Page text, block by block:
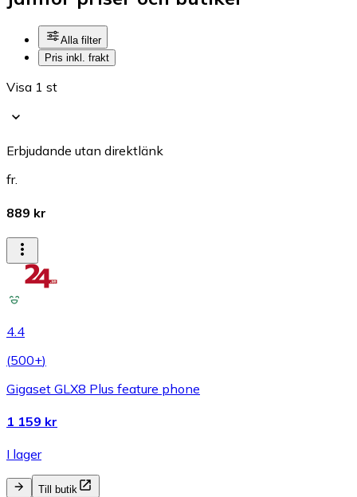
Alla filter
Pris inkl. frakt
Visa 1 st
Erbjudande utan direktlänk
fr.
889 kr
4.4
(500+)
Gigaset GLX8 Plus feature phone
1 159 kr
I lager
Till butik